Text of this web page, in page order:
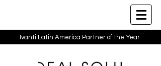
Ivanti Latin America Partner of the Year